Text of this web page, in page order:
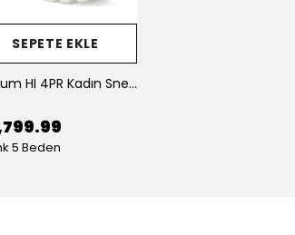
SEPETE EKLE
Sodıum HI 4PR Kadın Sneaker Spor Ayakkabı
5 Beden